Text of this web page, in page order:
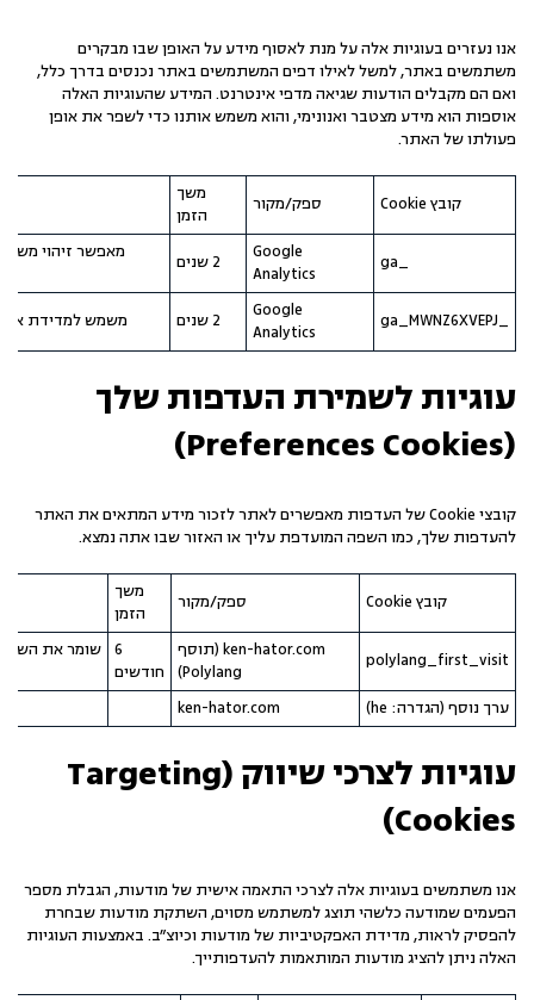
אנו נעזרים בעוגיות אלה על מנת לאסוף מידע על האופן שבו מבקרים
משתמשים באתר, למשל לאילו דפים המשתמשים באתר נכנסים בדרך כלל,
ואם הם מקבלים הודעות שגיאה מדפי אינטרנט. המידע שהעוגיות האלה
אוספות הוא מידע מצטבר ואנונימי, והוא משמש אותנו כדי לשפר את אופן
פעולתו של האתר.
קובץ Cookie ספק/מקור
משך
הזמן
_ga
Google
Analytics
2 שנים מאפשר זיהוי
_ga_MWNZ6XVEPJ
Google
Analytics
2 שנים משמש למדידת
עוגיות לשמירת העדפות שלך
(Preferences Cookies)
קובצי Cookie של העדפות מאפשרים לאתר לזכור מידע המתאים את האתר
להעדפות שלך, כמו השפה המועדפת עליך או האזור שבו אתה נמצא.
קובץ Cookie ספק/מקור
משך
הזמן
polylang_first_visit
ken-hator.com (תוסף
Polylang)
6
חודשים
שומר את השפה
ערך נוסף (הגדרה: he) ken-hator.com
עוגיות לצרכי שיווק (Targeting
Cookies)
אנו משתמשים בעוגיות אלה לצרכי התאמה אישית של מודעות, הגבלת מספר
הפעמים שמודעה כלשהי תוצג למשתמש מסוים, השתקת מודעות שבחרת
להפסיק לראות, מדידת האפקטיביות של מודעות וכיוצ"ב. באמצעות העוגיות
האלה ניתן להציג מודעות המותאמות להעדפותייך.